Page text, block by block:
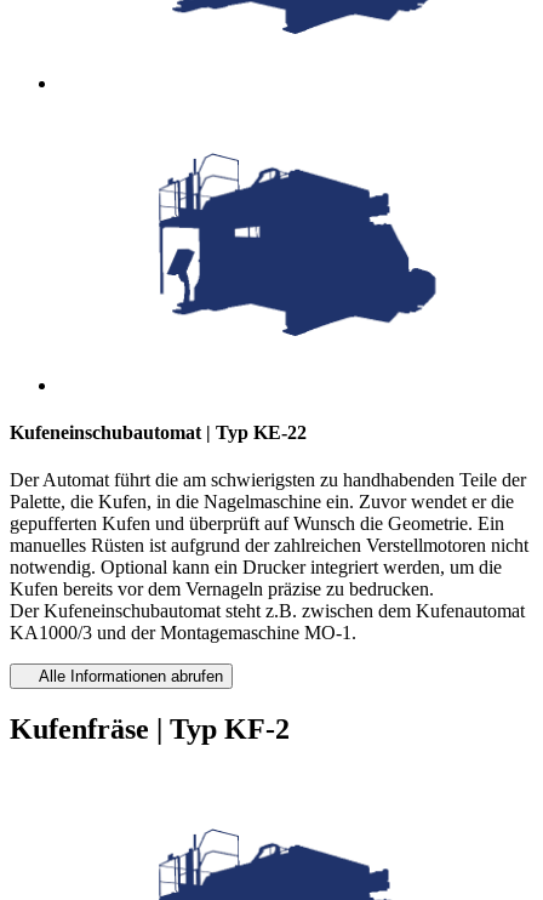
Kufeneinschubautomat | Typ KE-22
Der Automat führt die am schwierigsten zu handhabenden Teile der
Palette, die Kufen, in die Nagelmaschine ein. Zuvor wendet er die
gepufferten Kufen und überprüft auf Wunsch die Geometrie. Ein
manuelles Rüsten ist aufgrund der zahlreichen Verstellmotoren nicht
notwendig. Optional kann ein Drucker integriert werden, um die
Kufen bereits vor dem Vernageln präzise zu bedrucken.
Der Kufeneinschubautomat steht z.B. zwischen dem Kufenautomat
KA1000/3 und der Montagemaschine MO-1.
Alle Informationen abrufen
Kufenfräse | Typ KF-2